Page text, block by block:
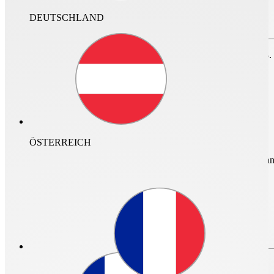
Zum Speichern des Projektes bitte anmelden oder
Für den Login ist ein neuer Helios Account erforderlich. Vor dem
mehr Infos und
DEUTSCHLAND
ÖSTERREICH